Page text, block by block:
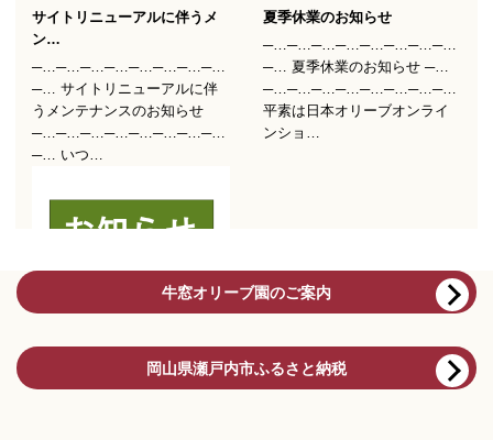
牛窓オリーブ園のご案内
岡山県瀬戸内市ふるさと納税